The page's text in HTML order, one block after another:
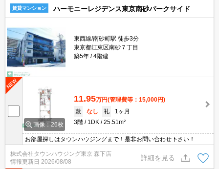
賃貸マンション ハーモニーレジデンス東京南砂パークサイド
東西線/南砂町駅 徒歩3分
東京都江東区南砂７丁目
築5年
4階建
画像：26枚
11.95万円(管理費等：15,000円)
敷
なし 礼
1ヶ月
3階
1DK 25.51m²
お部屋探しはタウンハウジングまで！是非お問い合わせ下さい！
株式会社タウンハウジング東京 森下店
情報更新日 2026/08/08
詳細を見る